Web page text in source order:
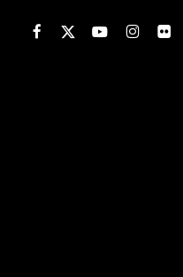
X-
FACEBOOK YOUTUBE